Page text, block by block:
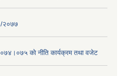
२०७७
काे नीति कार्यक्रम तथा वजेट